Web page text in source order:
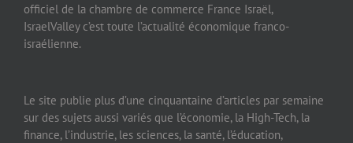
officiel de la chambre de commerce France Israël,
IsraelValley c’est toute l’actualité économique franco-
israélienne.
Le site publie plus d’une cinquantaine d’articles par semaine
sur des sujets aussi variés que l’économie, la High-Tech, la
finance, l’industrie, les sciences, la santé, l’éducation,